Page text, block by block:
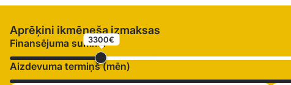
Aprēķini ikmēneša izmaksas
Finansējuma summa
3300€
Aizdevuma termiņš (mēn)